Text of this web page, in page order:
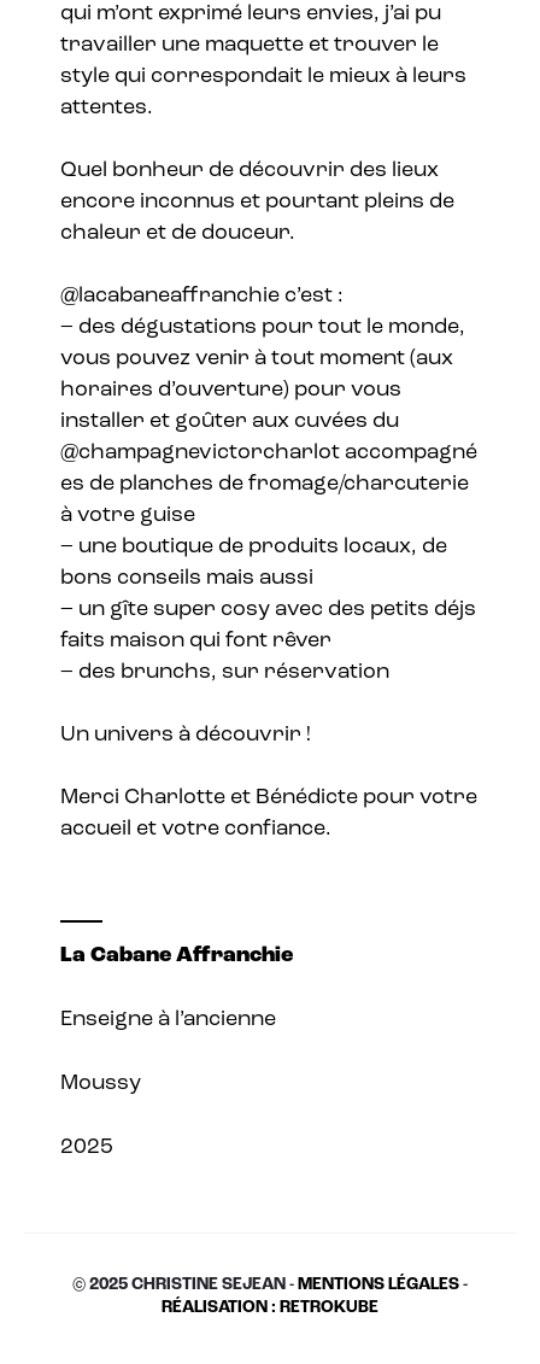
qui m’ont exprimé leurs envies, j’ai pu
travailler une maquette et trouver le
style qui correspondait le mieux à leurs
attentes.
Quel bonheur de découvrir des lieux
encore inconnus et pourtant pleins de
chaleur et de douceur.
@lacabaneaffranchie c’est :
– des dégustations pour tout le monde,
vous pouvez venir à tout moment (aux
horaires d’ouverture) pour vous
installer et goûter aux cuvées du
@champagnevictorcharlot accompagné
es de planches de fromage/charcuterie
à votre guise
– une boutique de produits locaux, de
bons conseils mais aussi
– un gîte super cosy avec des petits déjs
faits maison qui font rêver
– des brunchs, sur réservation
Un univers à découvrir !
Merci Charlotte et Bénédicte pour votre
accueil et votre confiance.
La Cabane Affranchie
Enseigne à l’ancienne
Moussy
2025
© 2025 CHRISTINE SEJEAN - MENTIONS LÉGALES -
RÉALISATION : RETROKUBE